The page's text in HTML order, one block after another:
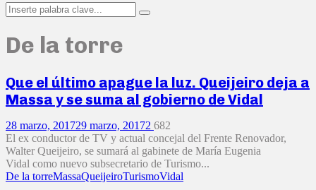
Search
for:
Search
De la torre
Que el último apague la luz. Queijeiro deja a
Massa y se suma al gobierno de Vidal
28 marzo, 201729 marzo, 20172 682
El ex conductor de TV y actual concejal del Frente Renovador,
Walter Queijeiro, se sumará al gabinete de María Eugenia
Vidal como nuevo subsecretario de Turismo...
De la torreMassaQueijeiroTurismoVidal